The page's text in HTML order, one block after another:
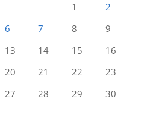
1
2
6 7 8
9
13 14 15
16
20 21 22
23
27 28 29
30